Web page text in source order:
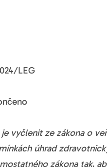
LEG
vyčlenit ze zákona o
úhrad
zákona tak,